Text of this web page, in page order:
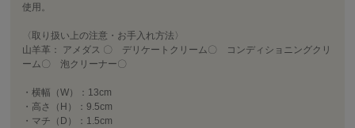
使用。
〈取り扱い上の注意・お手入れ方法〉
山羊革： アメダス 〇 デリケートクリーム〇 コンディショニングクリ
ーム〇 泡クリーナー〇
・横幅（W）：13cm
・高さ（H）：9.5cm
・マチ（D）：1.5cm